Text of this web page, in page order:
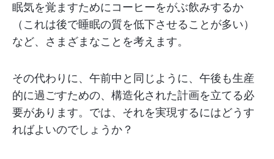
眠気を覚ますためにコーヒーをがぶ飲みするか
（これは後で睡眠の質を低下させることが多い）
など、さまざまなことを考えます。
その代わりに、午前中と同じように、午後も生産
的に過ごすための、構造化された計画を立てる必
要があります。では、それを実現するにはどうす
ればよいのでしょうか？